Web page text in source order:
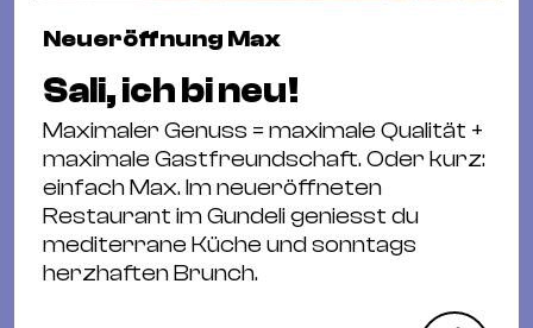
Neueröffnung Max
Sali, ich bi neu!
Maximaler Genuss = maximale Qualität +
maximale Gastfreundschaft. Oder kurz:
einfach Max. Im neueröffneten
Restaurant im Gundeli geniesst du
mediterrane Küche und sonntags
herzhaften Brunch.